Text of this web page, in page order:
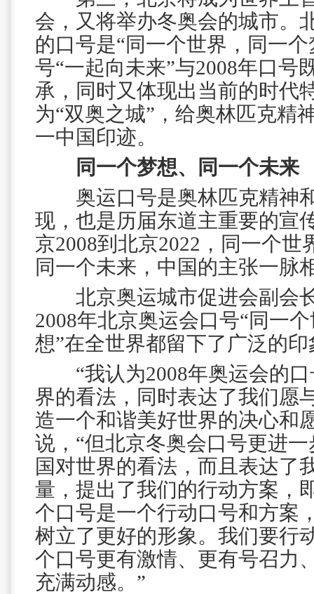
会，又将举办冬奥会的城市。
的口号是“同一个世界，同一
号“一起向未来”与2008年口号
承，同时又体现出当前的时代
为“双奥之城”，给奥林匹克精
一中国印迹。
同一个梦想、同一个未来
奥运口号是奥林匹克精神
现，也是历届东道主重要的宣
京2008到北京2022，同一个世
同一个未来，中国的主张一脉
北京奥运城市促进会副会
2008年北京奥运会口号“同一
想”在全世界都留下了广泛的印
“我认为2008年奥运会的口
界的看法，同时表达了我们愿
造一个和谐美好世界的决心和
说，“但北京冬奥会口号更进
国对世界的看法，而且表达了
量，提出了我们的行动方案，
个口号是一个行动口号和方案
树立了更好的形象。我们要行
个口号更有激情、更有号召力
充满动感。”